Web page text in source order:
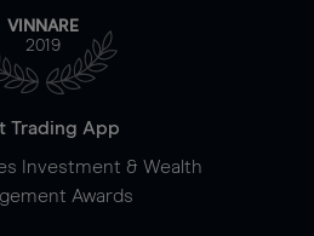
VINNARE
2019
Trading App
Investment & Wealth
Awards